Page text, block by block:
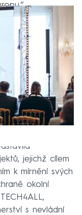
jejichž cílem
k mírnění svých
okolní
s nevládní